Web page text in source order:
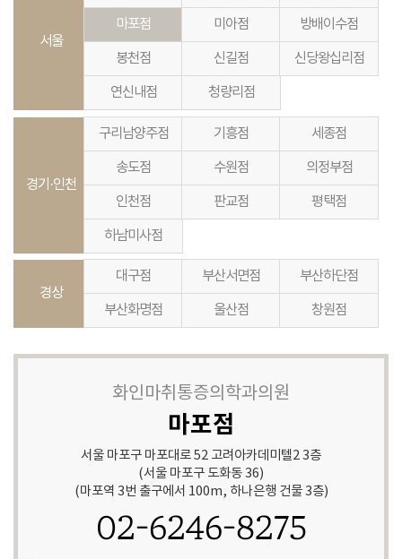
서울
마포점 미아점 방배이수점
봉천점 신길점 신당왕십리점
연신내점 청량리점
경기·인천
구리남양주점 기흥점 세종점
송도점 수원점 의정부점
인천점 판교점 평택점
하남미사점
경상
대구점 부산서면점 부산하단점
부산화명점 울산점 창원점
화인마취통증의학과의원
마포점
서울 마포구 마포대로 52 고려아카데미텔2 3층
(서울 마포구 도화동 36)
(마포역 3번 출구에서 100m, 하나은행 건물 3층)
02-6246-8275